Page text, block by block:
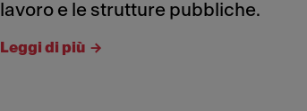
lavoro e le strutture pubbliche.
Leggi di più